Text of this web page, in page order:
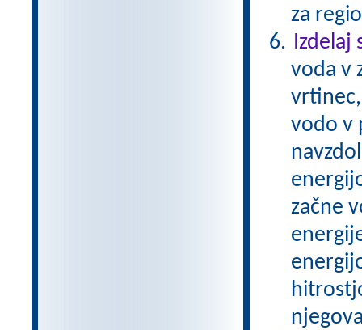
za
Izdelaj
voda v
vodo v
začne